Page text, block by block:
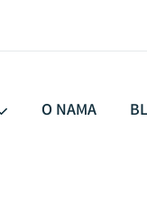
O NAMA